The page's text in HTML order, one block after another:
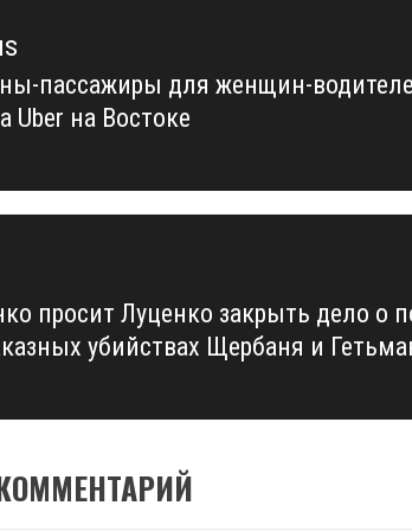
пассажиры для женщин-
Uber на Востоке
просит Луценко закрыть дело о
убийствах Щербаня и